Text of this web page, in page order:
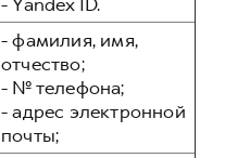
- фамилия, имя,
отчество;
- № телефона;
- адрес электронной
почты;